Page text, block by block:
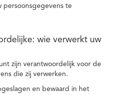
persoonsgegevens te
wie verwerkt uw
zijn verantwoordelijk voor de
die zij verwerken.
en bewaard in het